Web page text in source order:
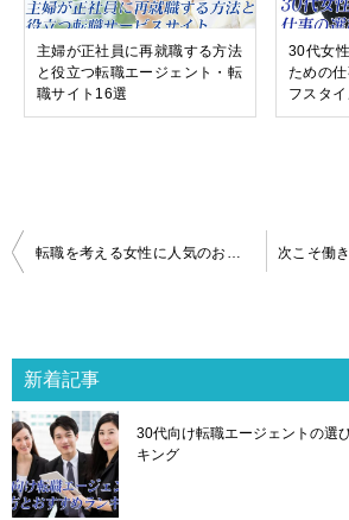
主婦が正社員に再就職する方法
と役立つ転職エージェント・転
職サイト16選
30代女
ための
フスタ
投
稿
ゲ
ー
シ
ョ
ン
転職を考える女性に人気のおすすめ職種vsおすすめできない職種
新着記事
30代向け転職エージェントの選
キング